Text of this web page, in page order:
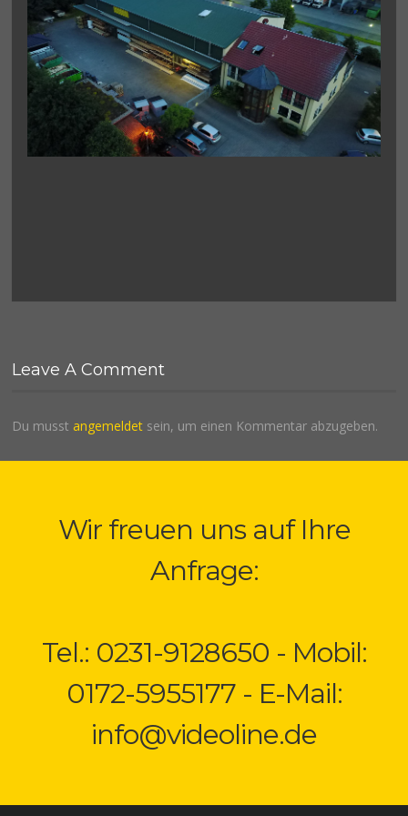
Leave A Comment
Du musst angemeldet sein, um einen Kommentar abzugeben.
Wir freuen uns auf Ihre
Anfrage:
Tel.: 0231-9128650 - Mobil:
0172-5955177 - E-Mail:
info@videoline.de